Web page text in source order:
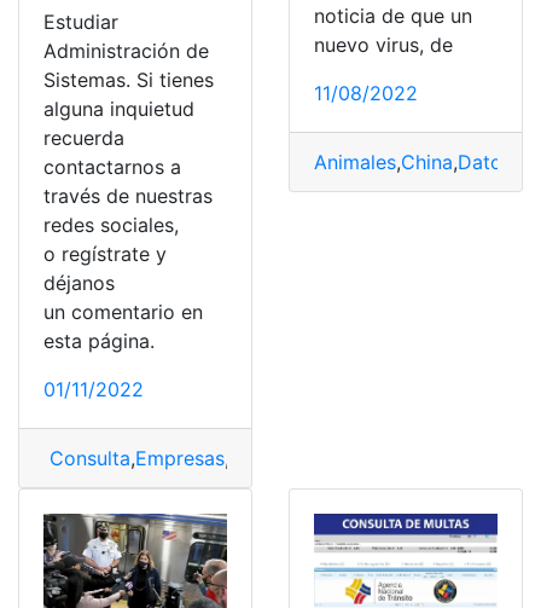
Estudiar
Administración de
Sistemas. Si tienes
alguna inquietud
recuerda
contactarnos a
través de nuestras
redes sociales,
o regístrate y
déjanos
un comentario en
esta página.
01/11/2022
Consulta,Empresas,
noticia de que un
nuevo virus, de
11/08/2022
Animales,China,Datos